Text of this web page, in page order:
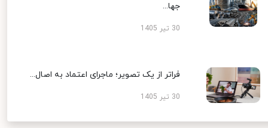
جها...
30 تیر 1405
فراتر از یک تصویر؛ ماجرای اعتماد به اصال...
30 تیر 1405